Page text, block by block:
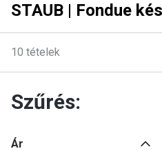
STAUB | Fondue
10 tételek
Szűrés:
Ár